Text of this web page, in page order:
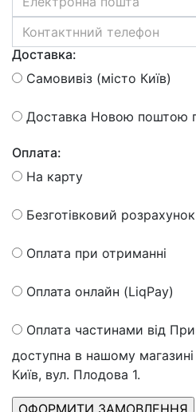
Доставка:
Самовивіз (місто Київ)
Доставка Новою поштою
Оплата:
На карту
Безготівковий розрахунок
Оплата при отриманні
Оплата онлайн (LiqPay)
Оплата частинами від
доступна в нашому
Київ, вул. Плодова 1.